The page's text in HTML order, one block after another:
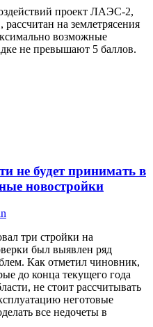
проект ЛАЭС-2,
на землетрясения
возможные
не превышают 5 баллов.
не будет принимать в
новостройки
три стройки на
был выявлен ряд
Как отметил чиновник,
до конца текущего года
не стоит рассчитывать
неготовые
все недочеты в